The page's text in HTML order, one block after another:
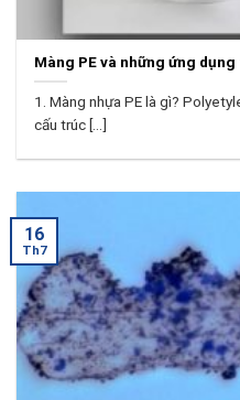
Màng PE và những ứng
1. Màng nhựa PE là gì?
cấu trúc [...]
16
Th7